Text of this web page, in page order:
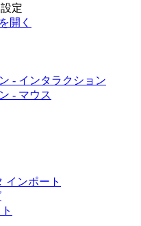
定
開く
- インタラクション
- マウス
インポート